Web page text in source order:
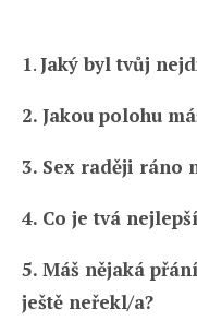
1.Jaký byl tvůj
2. Jakou polohu
3. Sex raději ráno
4. Co je tvá
5. Máš nějaká
ještě neřekl/a?